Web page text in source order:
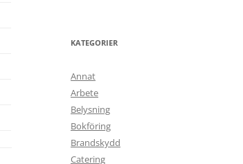
KATEGORIER
Annat
Arbete
Belysning
Bokföring
Brandskydd
Catering